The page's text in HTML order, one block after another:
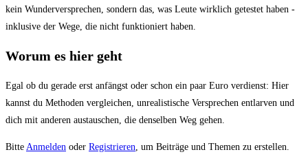
kein Wunderversprechen, sondern das, was Leute wirklich getestet haben -
inklusive der Wege, die nicht funktioniert haben.
Worum es hier geht
Egal ob du gerade erst anfängst oder schon ein paar Euro verdienst: Hier
kannst du Methoden vergleichen, unrealistische Versprechen entlarven und
dich mit anderen austauschen, die denselben Weg gehen.
Bitte Anmelden oder Registrieren, um Beiträge und Themen zu erstellen.